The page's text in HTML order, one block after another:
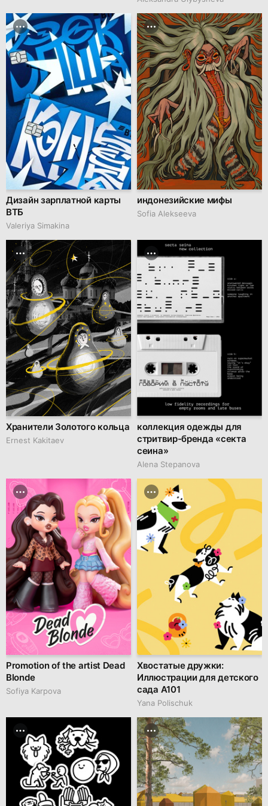
Дизайн зарплатной карты
ВТБ
Valeriya Simakina
индонезийские мифы
Sofia Alekseeva
Хранители Золотого кольца
Ernest Kakitaev
коллекция одежды для
стритвир-бренда «секта
сеина»
Alena Stepanova
Promotion of the artist Dead
Blonde
Sofiya Karpova
Хвостатые дружки:
Иллюстрации для детского
сада A101
Yana Polischuk